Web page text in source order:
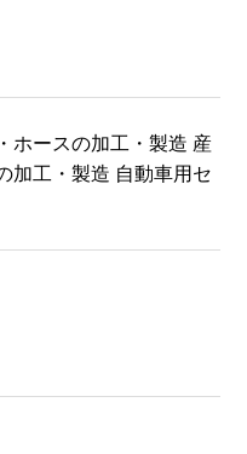
ホースの加工・製造 産
加工・製造 自動車用セ